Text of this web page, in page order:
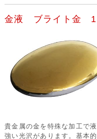
金液 ブライト金
貴金属の金を特殊な加工で
強い光沢があります。基本